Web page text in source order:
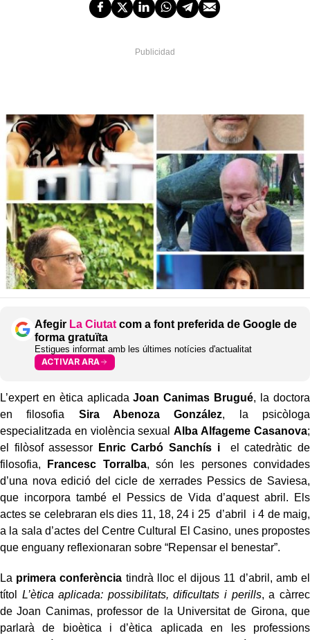
Afegir La Ciutat com a font preferida de Google de
forma gratuïta
Estigues informat amb les últimes notícies d'actualitat
ACTIVAR ARA
L’expert en ètica aplicadaJoan Canimas Brugué, la doctora
en filosofia Sira Abenoza González, la psicòloga
especialitzada en violència sexualAlba Alfageme Casanova;
el filòsof assessor
Enric Carbó Sanchís i
el catedràtic de
filosofia,
Francesc Torralba, són les persones convidades
d’una nova edició del cicle de xerrades Pessics de Saviesa,
que incorpora també el Pessics de Vida d’aquest abril. Els
actes se celebraran els dies 11, 18, 24 i 25 d’abril i 4 de maig,
a la sala d’actes del Centre Cultural El Casino, unes propostes
que enguany reflexionaran sobre “Repensar el benestar”.
La primera conferència tindrà lloc el dijous 11 d’abril, amb el
títol L’ètica aplicada: possibilitats, dificultats i perills, a càrrec
de Joan Canimas, professor de la Universitat de Girona, que
parlarà de bioètica i d’ètica aplicada en les professions